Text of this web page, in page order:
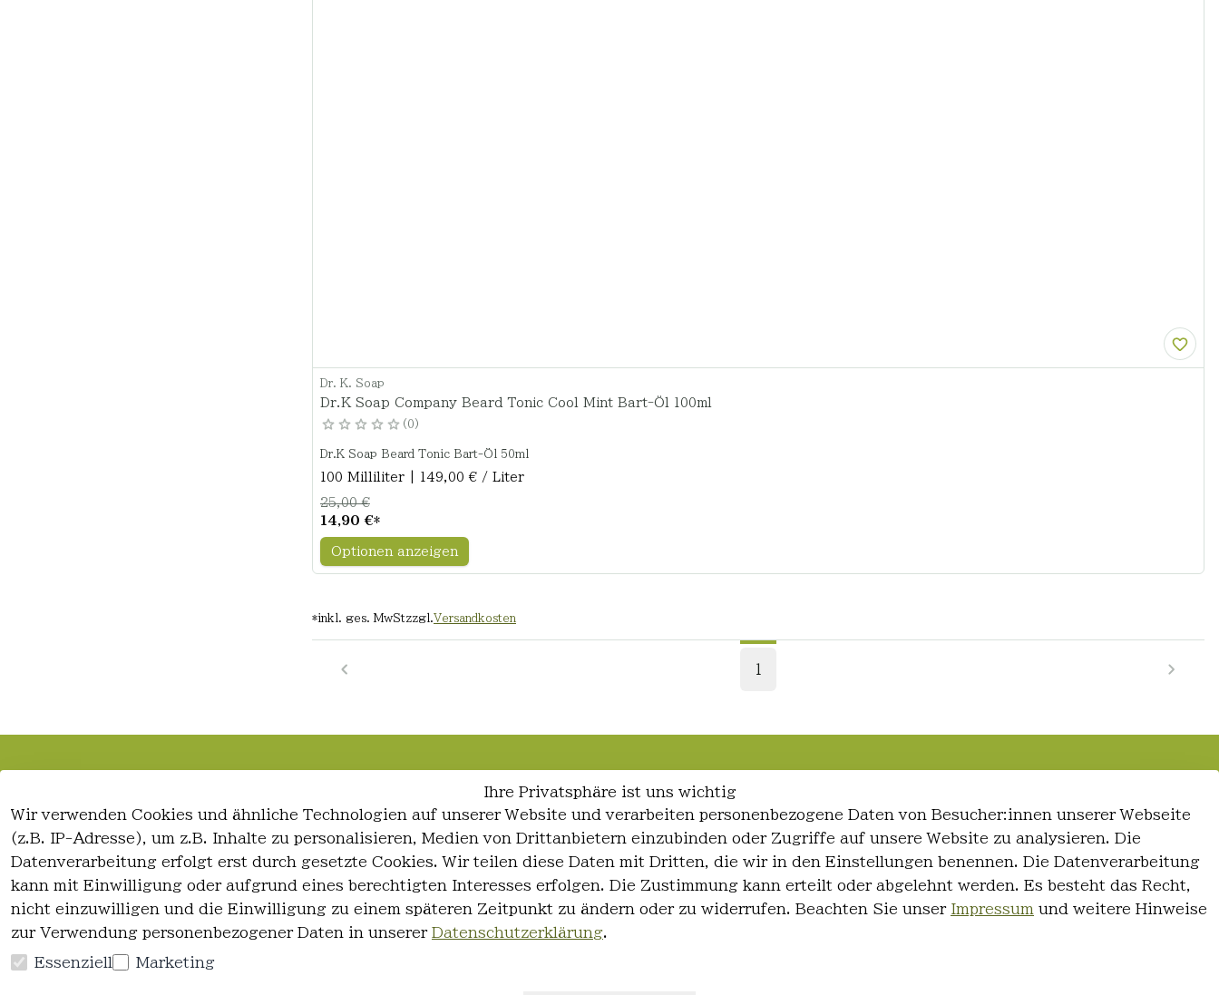
Dr. K. Soap
Dr.K Soap Company Beard Tonic Cool Mint Bart-Öl 100ml
0
Dr.K Soap Beard Tonic Bart-Öl 50ml
100 Milliliter | 149,00 € / Liter
14,90 €*
25,00 €
Optionen anzeigen
*inkl. ges. MwStzzgl. Versandkosten
1
Ihre Privatsphäre ist uns wichtig
Wir verwenden Cookies und ähnliche Technologien auf unserer Website und verarbeiten personenbezogene Daten von Besucher:innen unserer Webseite
(z.B. IP-Adresse), um z.B. Inhalte zu personalisieren, Medien von Drittanbietern einzubinden oder Zugriffe auf unsere Website zu analysieren. Die
Datenverarbeitung erfolgt erst durch gesetzte Cookies. Wir teilen diese Daten mit Dritten, die wir in den Einstellungen benennen. Die Datenverarbeitung
kann mit Einwilligung oder aufgrund eines berechtigten Interesses erfolgen. Die Zustimmung kann erteilt oder abgelehnt werden. Es besteht das Recht,
nicht einzuwilligen und die Einwilligung zu einem späteren Zeitpunkt zu ändern oder zu widerrufen. Beachten Sie unser Impressum und weitere Hinweise
zur Verwendung personenbezogener Daten in unserer Datenschutzerklärung.
Essenziell Marketing
AGB
Impressum
Datenschutzerklärung
Widerrufsrecht
Kontakt
Registrieren